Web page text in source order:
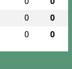
0 0
0 0